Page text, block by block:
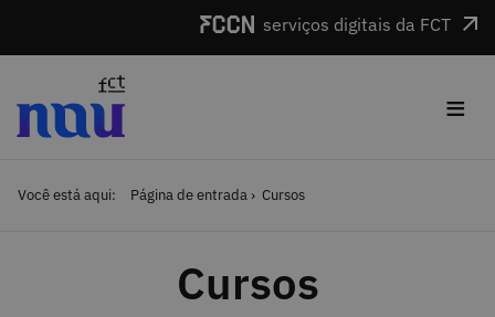
serviços digitais da FCT
≡
Você está aqui: Página de entrada Cursos
Cursos